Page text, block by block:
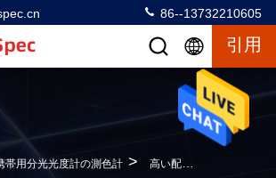
86--13732210605
引用
帯用分光光度計の測色計 > 高い配分の携帯用織物色のテスター/測色計の分光光度計